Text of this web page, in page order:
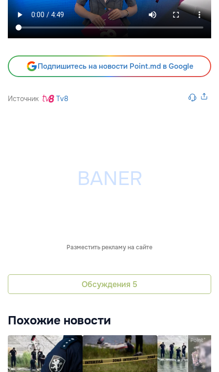
Подпишитесь на новости Point.md в Google
Источник Tv8
Разместить рекламу на сайте
Обсуждения 5
Похожие новости